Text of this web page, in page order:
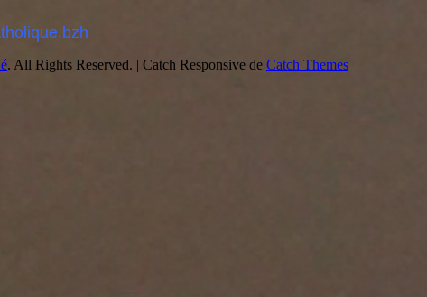
. All Rights Reserved. | Catch Responsive de Catch Themes